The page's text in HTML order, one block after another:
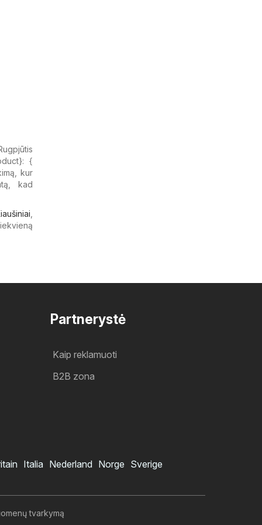
{​
kur
kad
,
Partnerystė
Kaip reklamuoti
B2B zona
Italia Nederland Norge Sverige
tvarkymą